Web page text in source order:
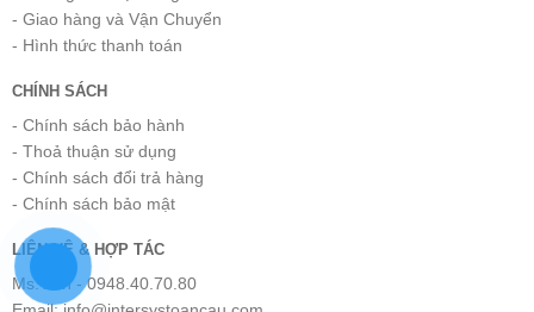
- Giao hàng và Vận Chuyển
- Hình thức thanh toán
CHÍNH SÁCH
- Chính sách bảo hành
- Thoả thuận sử dụng
- Chính sách đổi trả hàng
- Chính sách bảo mật
LIÊN HỆ & HỢP TÁC
Ms.Tiến - 0948.40.70.80